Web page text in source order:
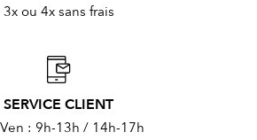
3x ou 4x sans frais
SERVICE CLIENT
: 9h-13h / 14h-17h